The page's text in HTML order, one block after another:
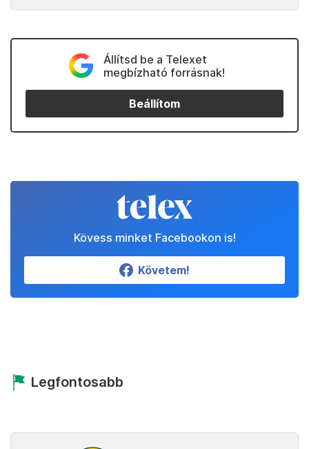
Állítsd be a Telexet
megbízható forrásnak!
Beállítom
Kövess minket Facebookon is!
Követem!
Legfontosabb